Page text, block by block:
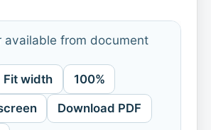
available from document
Fit width 100%
Download PDF